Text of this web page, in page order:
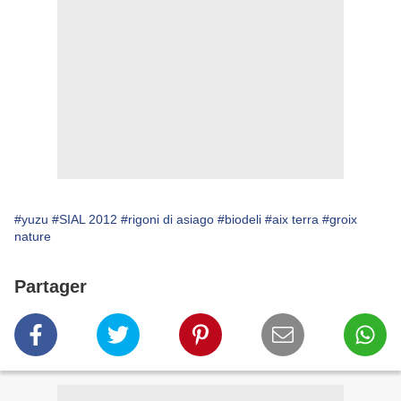
#yuzu #SIAL 2012 #rigoni di asiago #biodeli #aix terra #groix
nature
Partager